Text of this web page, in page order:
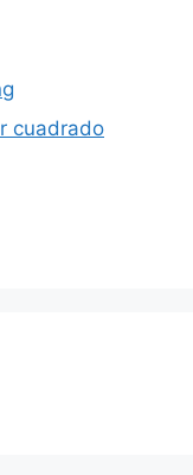
cuadrado